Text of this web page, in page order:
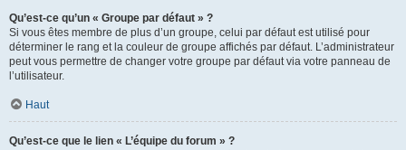
Qu’est-ce qu’un « Groupe par défaut » ?
Si vous êtes membre de plus d’un groupe, celui par défaut est utilisé pour
déterminer le rang et la couleur de groupe affichés par défaut. L’administrateur
peut vous permettre de changer votre groupe par défaut via votre panneau de
l’utilisateur.
Haut
Qu’est-ce que le lien « L’équipe du forum » ?